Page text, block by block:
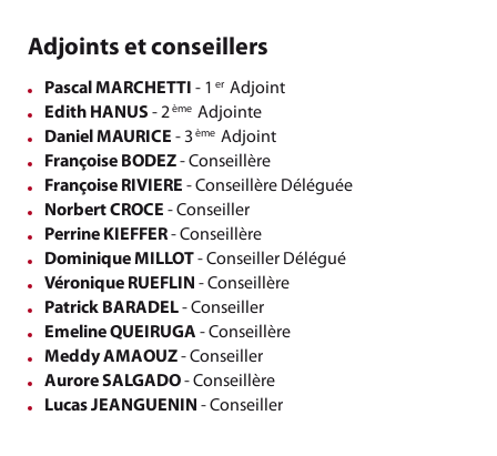
Adjoints et conseillers
Pascal MARCHETTI - 1 er Adjoint
Edith HANUS - 2 ème Adjointe
Daniel MAURICE - 3 ème Adjoint
Françoise BODEZ- Conseillère
Françoise RIVIERE - Conseillère Déléguée
Norbert CROCE - Conseiller
Perrine KIEFFER- Conseillère
Dominique MILLOT- Conseiller Délégué
Véronique RUEFLIN - Conseillère
Patrick BARADEL- Conseiller
Emeline QUEIRUGA - Conseillère
Meddy AMAOUZ- Conseiller
Aurore SALGADO- Conseillère
Lucas JEANGUENIN - Conseiller